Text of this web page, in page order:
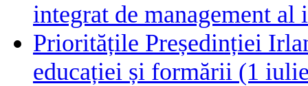
integrat de management
Prioritățile Președinției
educației și formării (1